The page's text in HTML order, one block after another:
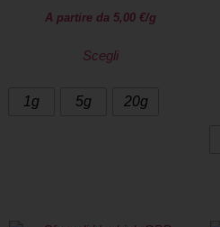
A partire da 5,00 €/g
Scegli
1g 5g 20g